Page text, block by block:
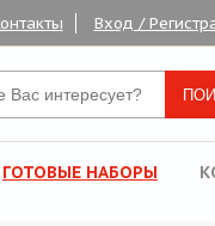
Вход /
ГОТОВЫЕ НАБОРЫ